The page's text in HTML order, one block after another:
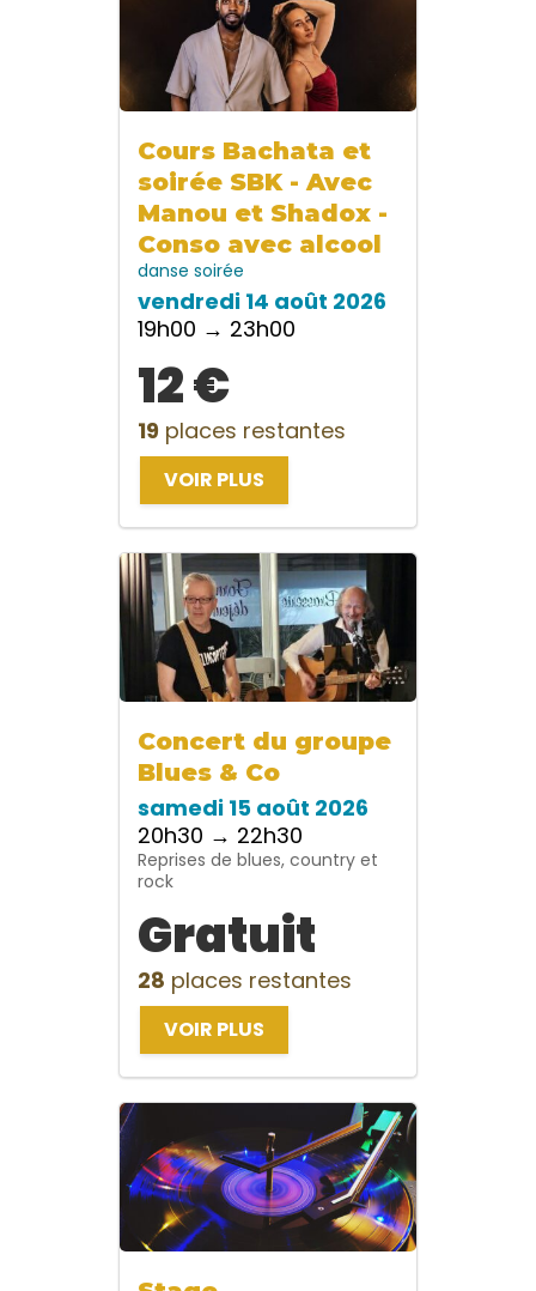
Cours Bachata et
soirée SBK - Avec
Manou et Shadox -
Conso avec alcool
danse soirée
vendredi 14 août 2026
19h00 → 23h00
12 €
19 places restantes
VOIR PLUS
Concert du groupe
Blues & Co
samedi 15 août 2026
20h30 → 22h30
Reprises de blues, country et
rock
Gratuit
28 places restantes
VOIR PLUS